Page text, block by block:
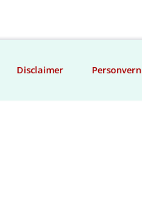
Disclaimer Personvern